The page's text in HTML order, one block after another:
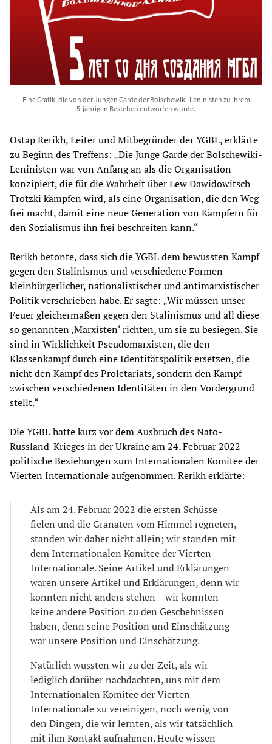
Eine Grafik, die von der Jungen Garde der Bolschewiki-Leninisten zu ihrem
5-jährigen Bestehen entworfen wurde.
Ostap Rerikh, Leiter und Mitbegründer der YGBL, erklärte
zu Beginn des Treffens: „Die Junge Garde der Bolschewiki-
Leninisten war von Anfang an als die Organisation
konzipiert, die für die Wahrheit über Lew Dawidowitsch
Trotzki kämpfen wird, als eine Organisation, die den Weg
frei macht, damit eine neue Generation von Kämpfern für
den Sozialismus ihn frei beschreiten kann.“
Rerikh betonte, dass sich die YGBL dem bewussten Kampf
gegen den Stalinismus und verschiedene Formen
kleinbürgerlicher, nationalistischer und antimarxistischer
Politik verschrieben habe. Er sagte: „Wir müssen unser
Feuer gleichermaßen gegen den Stalinismus und all diese
so genannten ‚Marxisten‘ richten, um sie zu besiegen. Sie
sind in Wirklichkeit Pseudomarxisten, die den
Klassenkampf durch eine Identitätspolitik ersetzen, die
nicht den Kampf des Proletariats, sondern den Kampf
zwischen verschiedenen Identitäten in den Vordergrund
stellt.“
Die YGBL hatte kurz vor dem Ausbruch des Nato-
Russland-Krieges in der Ukraine am 24. Februar 2022
politische Beziehungen zum Internationalen Komitee der
Vierten Internationale aufgenommen. Rerikh erklärte:
Als am 24. Februar 2022 die ersten Schüsse
fielen und die Granaten vom Himmel regneten,
standen wir daher nicht allein; wir standen mit
dem Internationalen Komitee der Vierten
Internationale. Seine Artikel und Erklärungen
waren unsere Artikel und Erklärungen, denn wir
konnten nicht anders stehen – wir konnten
keine andere Position zu den Geschehnissen
haben, denn seine Position und Einschätzung
war unsere Position und Einschätzung.
Natürlich wussten wir zu der Zeit, als wir
lediglich darüber nachdachten, uns mit dem
Internationalen Komitee der Vierten
Internationale zu vereinigen, noch wenig von
den Dingen, die wir lernten, als wir tatsächlich
mit ihm Kontakt aufnahmen. Heute wissen